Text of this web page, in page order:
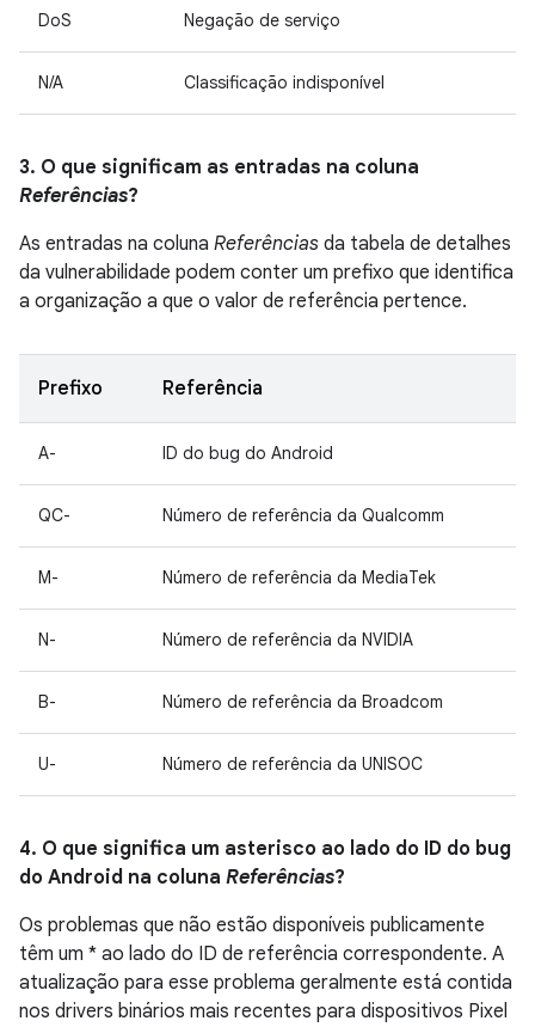
DoS Negação de serviço
N/A Classificação indisponível
3. O que significam as entradas na coluna
Referências?
As entradas na coluna Referências da tabela de detalhes
da vulnerabilidade podem conter um prefixo que identifica
a organização a que o valor de referência pertence.
Prefixo Referência
A- ID do bug do Android
QC- Número de referência da Qualcomm
M- Número de referência da MediaTek
N- Número de referência da NVIDIA
B- Número de referência da Broadcom
U- Número de referência da UNISOC
4. O que significa um asterisco ao lado do ID do bug
do Android na coluna Referências?
Os problemas que não estão disponíveis publicamente
têm um * ao lado do ID de referência correspondente. A
atualização para esse problema geralmente está contida
nos drivers binários mais recentes para dispositivos Pixel